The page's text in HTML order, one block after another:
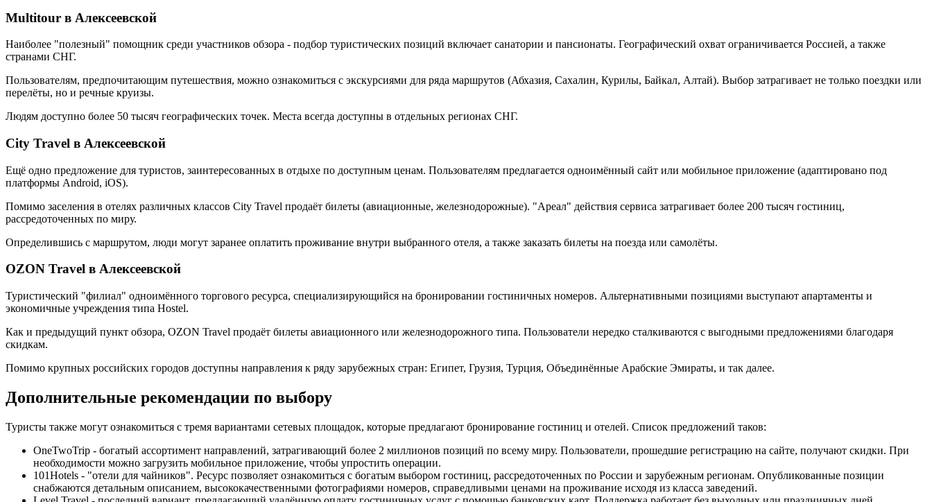
Multitour в Алексеевской
Наиболее "полезный" помощник среди участников обзора - подбор туристических позиций включает санатории и пансионаты. Географический охват ограничивается Россией, а также
странами СНГ.
Пользователям, предпочитающим путешествия, можно ознакомиться с экскурсиями для ряда маршрутов (Абхазия, Сахалин, Курилы, Байкал, Алтай). Выбор затрагивает не только поездки или
перелёты, но и речные круизы.
Людям доступно более 50 тысяч географических точек. Места всегда доступны в отдельных регионах СНГ.
City Travel в Алексеевской
Ещё одно предложение для туристов, заинтересованных в отдыхе по доступным ценам. Пользователям предлагается одноимённый сайт или мобильное приложение (адаптировано под
платформы Android, iOS).
Помимо заселения в отелях различных классов City Travel продаёт билеты (авиационные, железнодорожные). "Ареал" действия сервиса затрагивает более 200 тысяч гостиниц,
рассредоточенных по миру.
Определившись с маршрутом, люди могут заранее оплатить проживание внутри выбранного отеля, а также заказать билеты на поезда или самолёты.
OZON Travel в Алексеевской
Туристический "филиал" одноимённого торгового ресурса, специализирующийся на бронировании гостиничных номеров. Альтернативными позициями выступают апартаменты и
экономичные учреждения типа Hostel.
Как и предыдущий пункт обзора, OZON Travel продаёт билеты авиационного или железнодорожного типа. Пользователи нередко сталкиваются с выгодными предложениями благодаря
скидкам.
Помимо крупных российских городов доступны направления к ряду зарубежных стран: Египет, Грузия, Турция, Объединённые Арабские Эмираты, и так далее.
Дополнительные рекомендации по выбору
Туристы также могут ознакомиться с тремя вариантами сетевых площадок, которые предлагают бронирование гостиниц и отелей. Список предложений таков:
OneTwoTrip - богатый ассортимент направлений, затрагивающий более 2 миллионов позиций по всему миру. Пользователи, прошедшие регистрацию на сайте, получают скидки. При
необходимости можно загрузить мобильное приложение, чтобы упростить операции.
101Hotels - "отели для чайников". Ресурс позволяет ознакомиться с богатым выбором гостиниц, рассредоточенных по России и зарубежным регионам. Опубликованные позиции
снабжаются детальным описанием, высококачественными фотографиями номеров, справедливыми ценами на проживание исходя из класса заведений.